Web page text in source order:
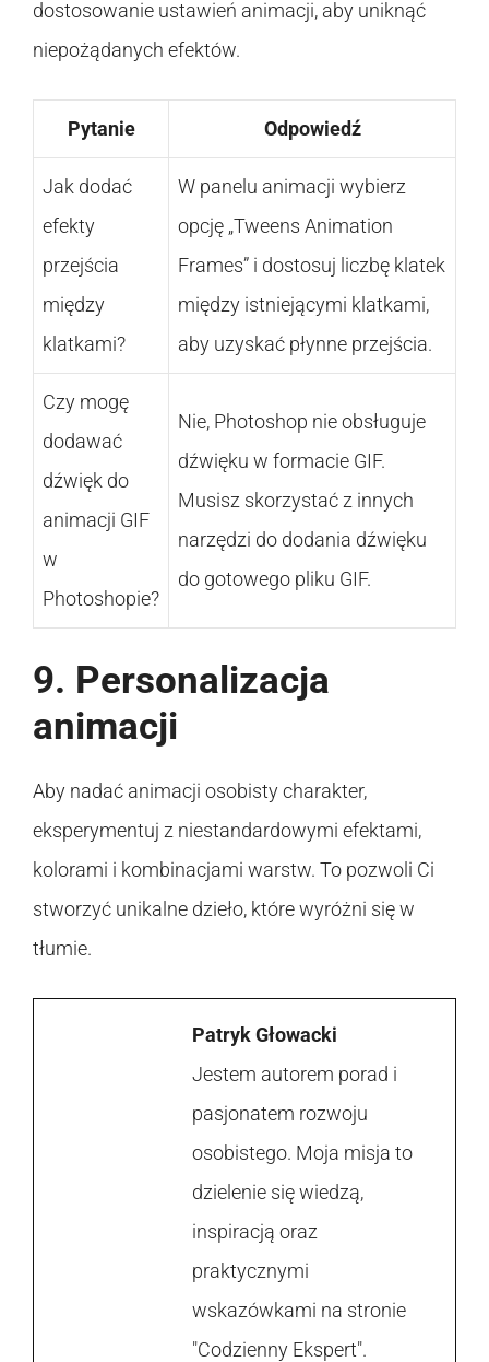
dostosowanie ustawień animacji, aby uniknąć
niepożądanych efektów.
Pytanie Odpowiedź
Jak dodać
efekty
przejścia
między
klatkami?
W panelu animacji wybierz
opcję „Tweens Animation
Frames” i dostosuj liczbę klatek
między istniejącymi klatkami,
aby uzyskać płynne przejścia.
Czy mogę
dodawać
dźwięk do
animacji GIF
w
Photoshopie?
Nie, Photoshop nie obsługuje
dźwięku w formacie GIF.
Musisz skorzystać z innych
narzędzi do dodania dźwięku
do gotowego pliku GIF.
9. Personalizacja
animacji
Aby nadać animacji osobisty charakter,
eksperymentuj z niestandardowymi efektami,
kolorami i kombinacjami warstw. To pozwoli Ci
stworzyć unikalne dzieło, które wyróżni się w
tłumie.
Patryk Głowacki
Jestem autorem porad i
pasjonatem rozwoju
osobistego. Moja misja to
dzielenie się wiedzą,
inspiracją oraz
praktycznymi
wskazówkami na stronie
"Codzienny Ekspert".